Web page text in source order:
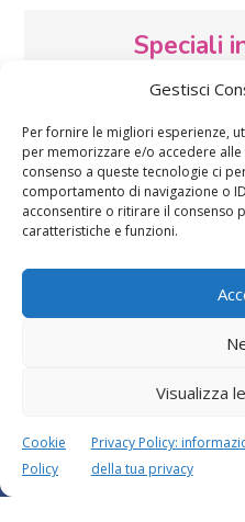
Gestisci
Per fornire le migliori esperienze,
per memorizzare e/o accedere
consenso a queste tecnologie ci
comportamento di navigazione o
acconsentire o ritirare il consenso
caratteristiche e funzioni.
Visualizza
Cookie
Policy
Privacy Policy:
della tua privacy
Speciali
Vaccini
lavoretti, biglietti
d’auguri, filastrocche